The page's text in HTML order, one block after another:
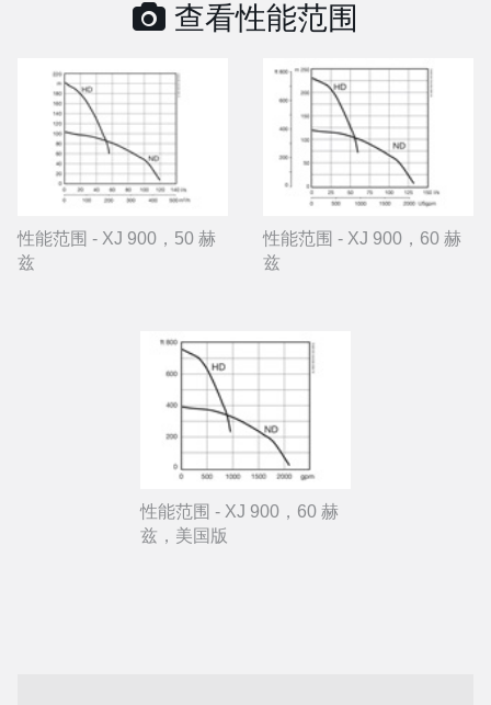
查看性能范围
性能范围 - XJ 900，50 赫
兹
性能范围 - XJ 900，60 赫
兹
性能范围 - XJ 900，60 赫
兹，美国版